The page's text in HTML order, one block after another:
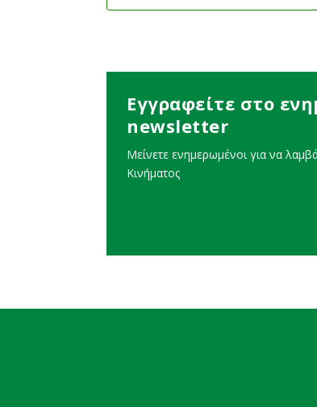
Εγγραφείτε στο
newsletter
Μείνετε ενημερωμένοι για να
Κινήματος